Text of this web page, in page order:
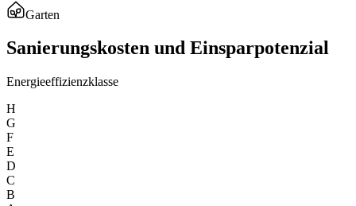
Garten
Sanierungskosten und Einsparpotenzial
Energieeffizienzklasse
H
G
F
E
D
C
B